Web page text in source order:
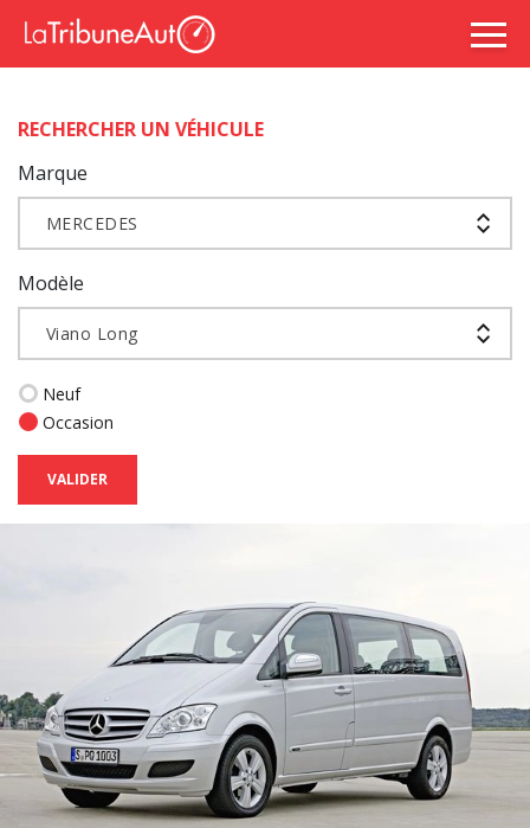
RECHERCHER UN VÉHICULE
Marque
MERCEDES
Modèle
Viano Long
Neuf
Occasion
VALIDER